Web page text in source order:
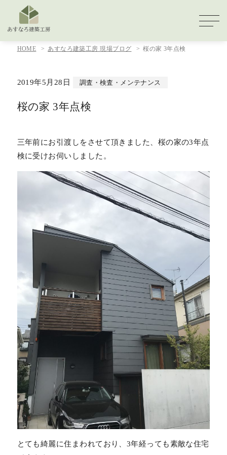
HOME あすなろ建築工房 現場ブログ 桜の家 3年点検
2019年5月28日 調査・検査・メンテナンス
桜の家 3年点検
三年前にお引渡しをさせて頂きました、桜の家の3年点
検に受けお伺いしました。
とても綺麗に住まわれており、3年経っても素敵な住宅